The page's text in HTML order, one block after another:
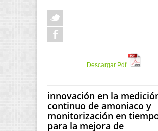
Descargar Pdf
innovación en la
continuo de amoniaco y
monitorización en
para la mejora de